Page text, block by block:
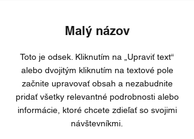
Malý názov
Toto je odsek. Kliknutím na „Upraviť text“
alebo dvojitým kliknutím na textové pole
začnite upravovať obsah a nezabudnite
pridať všetky relevantné podrobnosti alebo
informácie, ktoré chcete zdieľať so svojimi
návštevníkmi.